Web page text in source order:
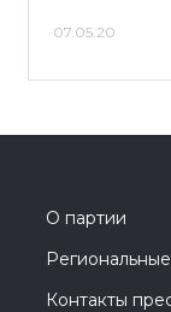
07.05.20
О партии
Контакты